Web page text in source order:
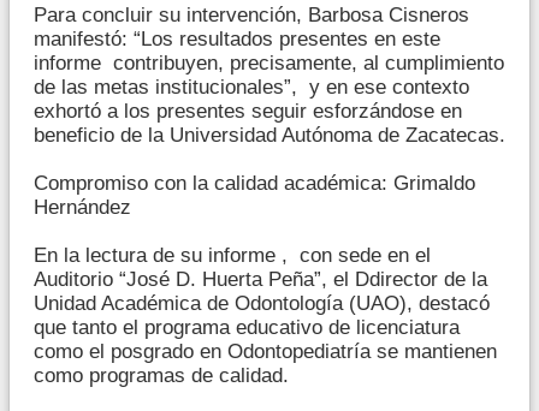
Para concluir su intervención, Barbosa Cisneros
manifestó: “Los resultados presentes en este
informe contribuyen, precisamente, al cumplimiento
de las metas institucionales”, y en ese contexto
exhortó a los presentes seguir esforzándose en
beneficio de la Universidad Autónoma de Zacatecas.
Compromiso con la calidad académica: Grimaldo
Hernández
En la lectura de su informe , con sede en el
Auditorio “José D. Huerta Peña”, el Ddirector de la
Unidad Académica de Odontología (UAO), destacó
que tanto el programa educativo de licenciatura
como el posgrado en Odontopediatría se mantienen
como programas de calidad.